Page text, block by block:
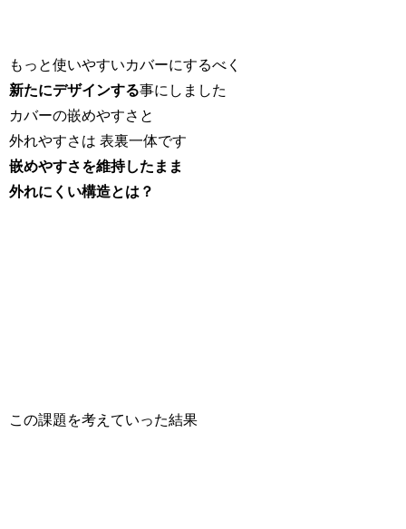
もっと使いやすいカバーにするべく
新たにデザインする事にしました
カバーの嵌めやすさと
外れやすさは 表裏一体です
嵌めやすさを維持したまま
外れにくい構造とは？
この課題を考えていった結果